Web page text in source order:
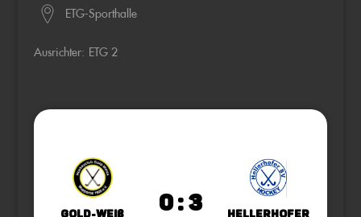
ETG-Sporthalle
Ausrichter: ETG 2
Gold-Weiß
0 : 3
Hellerhofer